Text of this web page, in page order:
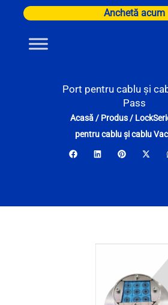
content
Anchetă acum
Port pentru cablu și
Pass
Acasă/ Produs/
pentru cablu și cablu